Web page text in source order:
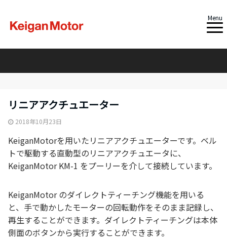
Menu
リニアアクチュエーター
2018年10月23日
KeiganMotorを用いたリニアアクチュエーターです。ベル
トで駆動する直動型のリニアアクチュエータに、
KeiganMotor KM-1 をプーリーを介して接続しています。
KeiganMotor のダイレクトティーチング機能を用いる
と、手で動かしたモーターの回転動作をそのまま記録し、
再生することができます。ダイレクトティーチングは本体
側面のボタンから実行することができます。